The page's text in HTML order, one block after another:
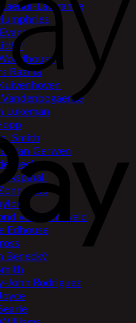
Lawrance
Razma
Lukeman
Smith
Van Gerwen
Decker
Aspinall
van Barneveld
Edhouse
Benecký
John Rodriguez